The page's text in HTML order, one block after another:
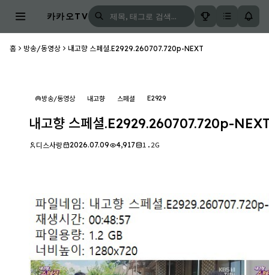
카카오TV
홈 방송/동영상 내고향 스페셜.E2929.260707.720p-NEXT
방송/동영상 내고향 스페셜 E2929
내고향 스페셜.E2929.260707.720p-
디스사랑 2026.07.09 4,917 1.2G